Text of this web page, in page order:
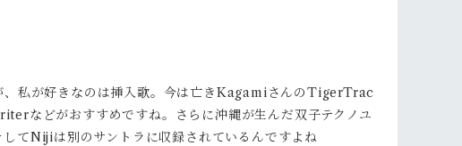
、私が好きなのは挿入歌。今は亡きKagamiさんのTigerTrac
どがおすすめですね。さらに沖縄が生んだ双子テクノユ
Nijiは別のサントラに収録されているんですよね